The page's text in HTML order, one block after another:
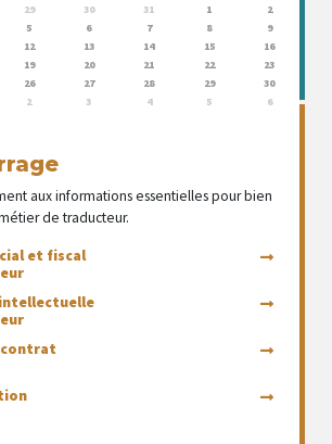
29 30 31 1
2
5 6 7 8
9
12 13 14 15
16
19 20 21 22
23
26 27 28 29
30
2 3 4 5 6
aux informations essentielles pour bien
de traducteur.
et fiscal
contrat